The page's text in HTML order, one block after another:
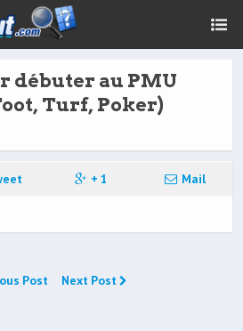
débuter au PMU
Turf, Poker)
+ 1 Mail
Post Next Post